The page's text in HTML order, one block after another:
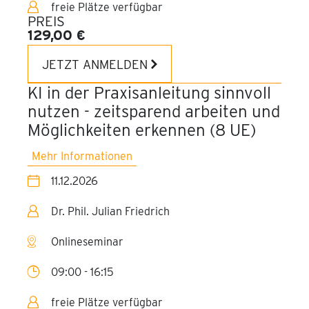
freie Plätze verfügbar
PREIS
129,00 €
JETZT ANMELDEN
KI in der Praxisanleitung sinnvoll
nutzen - zeitsparend arbeiten und
Möglichkeiten erkennen (8 UE)
Mehr Informationen
11.12.2026
Dr. Phil. Julian Friedrich
Onlineseminar
09:00 - 16:15
freie Plätze verfügbar